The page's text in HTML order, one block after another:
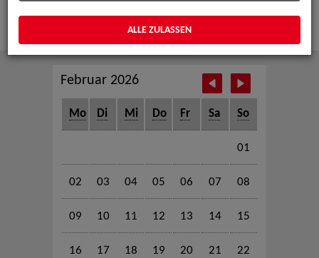
Mehr
Februar 2026
Mo Di Mi Do Fr Sa So
01
02 03 04 05 06 07 08
09 10 11 12 13 14 15
16 17 18 19 20 21 22
ALLE ZULASSEN